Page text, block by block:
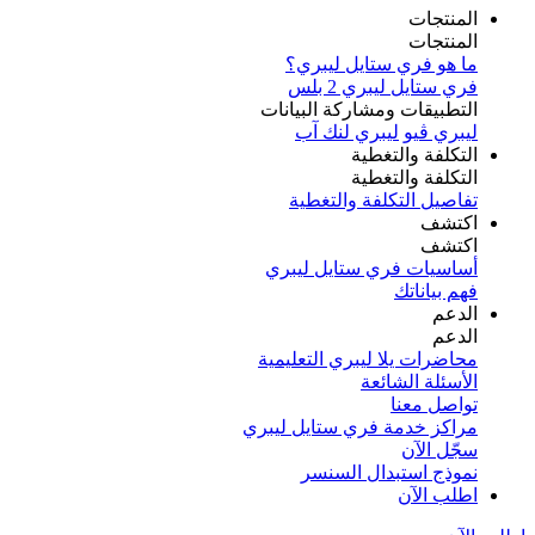
المنتجات
المنتجات
ما هو فري ستايل ليبري؟
فري ستايل ليبري 2 بلس​
التطبيقات ومشاركة البيانات
ليبري ڤيو ليبري لنك آب
التكلفة والتغطية
التكلفة والتغطية
تفاصيل التكلفة والتغطية
اكتشف​
اكتشف​
أساسيات فري ستايل ليبري
فهم بياناتك
الدعم
الدعم
محاضرات يلا ليبري التعليمية
الأسئلة الشائعة
تواصل معنا
مراكز خدمة فري ستايل ليبري
سجّل الآن​
نموذج استبدال السنسر
اطلب الآن